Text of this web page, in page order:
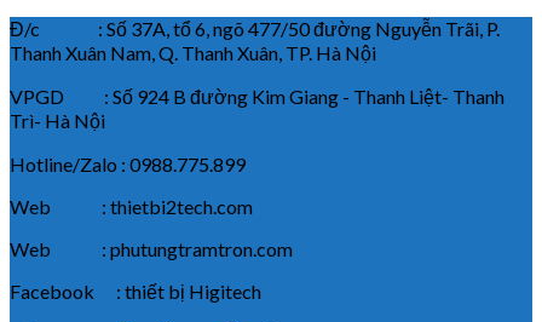
Đ/c : Số 37A, tổ 6, ngõ 477/50 đường Nguyễn Trãi, P.
Thanh Xuân Nam, Q. Thanh Xuân, TP. Hà Nội
VPGD : Số 924 B đường Kim Giang - Thanh Liệt- Thanh
Trì- Hà Nội
Hotline/Zalo : 0988.775.899
Web : thietbi2tech.com
Web : phutungtramtron.com
Facebook : thiết bị Higitech